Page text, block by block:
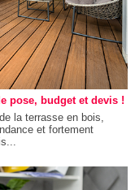
pose, budget et devis !
la terrasse en bois,
et fortement